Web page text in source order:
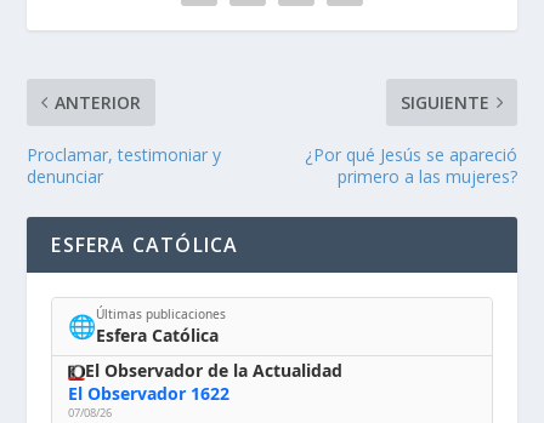
ANTERIOR
Proclamar, testimoniar y
denunciar
SIGUIENTE
¿Por qué Jesús se apareció
primero a las mujeres?
ESFERA CATÓLICA
🌐Últimas publicaciones
Esfera Católica
El Observador de la Actualidad
El Observador 1622
07/08/26